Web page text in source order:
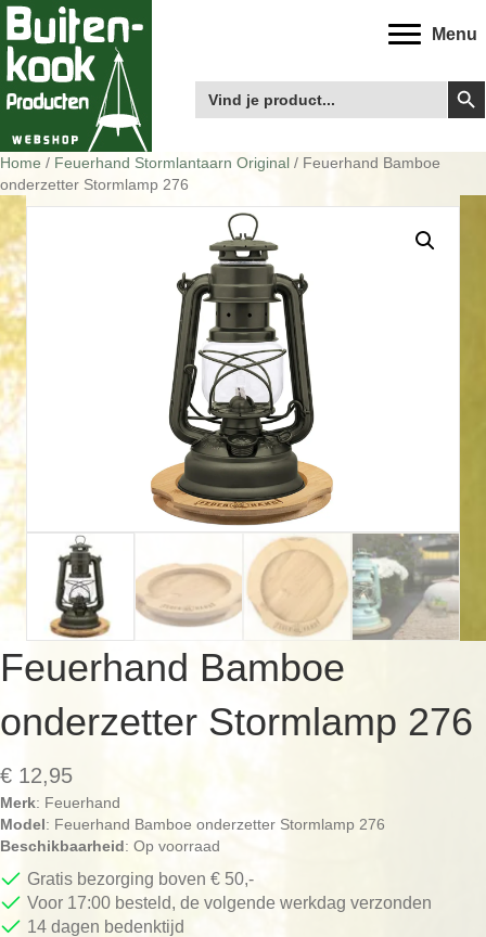
Menu
Zoek
naar:
Home / Feuerhand Stormlantaarn Original / Feuerhand Bamboe
onderzetter Stormlamp 276
Feuerhand Bamboe
onderzetter Stormlamp 276
€ 12,95
Merk: Feuerhand
Model: Feuerhand Bamboe onderzetter Stormlamp 276
Beschikbaarheid: Op voorraad
Gratis bezorging boven € 50,-
Voor 17:00 besteld, de volgende werkdag verzonden
14 dagen bedenktijd